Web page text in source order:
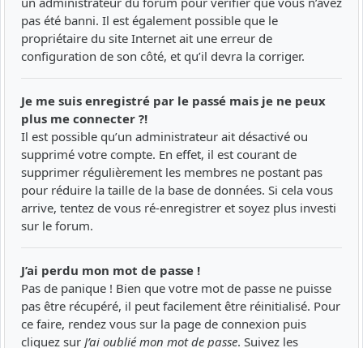
pas été banni. Il est également possible que le
propriétaire du site Internet ait une erreur de
configuration de son côté, et qu’il devra la corriger.
Je me suis enregistré par le passé mais je ne peux
plus me connecter ?!
Il est possible qu’un administrateur ait désactivé ou
supprimé votre compte. En effet, il est courant de
supprimer régulièrement les membres ne postant pas
pour réduire la taille de la base de données. Si cela vous
arrive, tentez de vous ré-enregistrer et soyez plus investi
sur le forum.
J’ai perdu mon mot de passe !
Pas de panique ! Bien que votre mot de passe ne puisse
pas être récupéré, il peut facilement être réinitialisé. Pour
ce faire, rendez vous sur la page de connexion puis
cliquez sur J’ai oublié mon mot de passe. Suivez les